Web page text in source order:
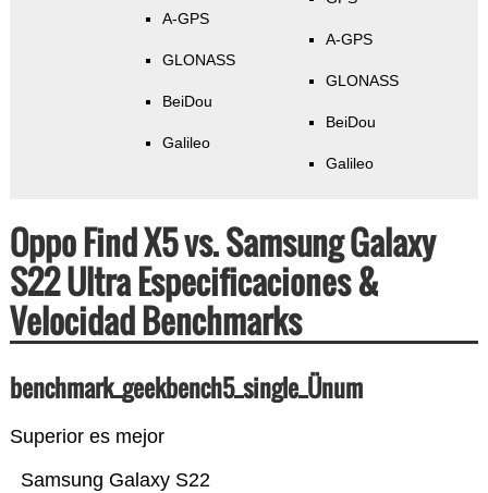
A-GPS
GLONASS
BeiDou
Galileo
A-GPS
GLONASS
BeiDou
Galileo
Oppo Find X5 vs. Samsung Galaxy
S22 Ultra Especificaciones &
Velocidad Benchmarks
benchmark_geekbench5_single_Ünum
Superior es mejor
Samsung Galaxy S22